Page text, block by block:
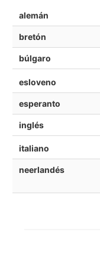
alemán
bretón
búlgaro
esloveno
esperanto
inglés
italiano
neerlandés